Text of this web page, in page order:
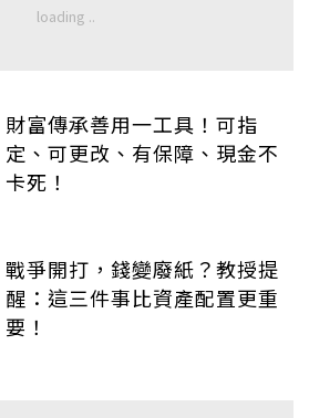
財富傳承善用一工具！可指
定、可更改、有保障、現金不
卡死！
戰爭開打，錢變廢紙？教授提
醒：這三件事比資產配置更重
要！